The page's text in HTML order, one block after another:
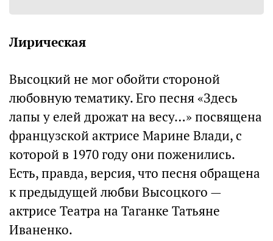
Лирическая
Высоцкий не мог обойти стороной
любовную тематику. Его песня «Здесь
лапы у елей дрожат на весу…» посвящена
французской актрисе Марине Влади, с
которой в 1970 году они поженились.
Есть, правда, версия, что песня обращена
к предыдущей любви Высоцкого —
актрисе Театра на Таганке Татьяне
Иваненко.